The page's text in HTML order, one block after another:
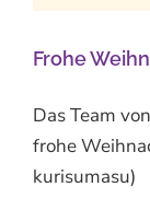
Frohe
Das Team
frohe
kurisumasu)